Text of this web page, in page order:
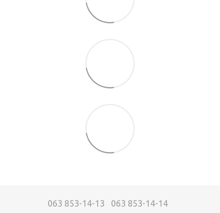
063 853-14-13 063 853-14-14